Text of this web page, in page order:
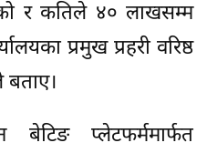
र कतिले ४० लाखसम्म
प्रमुख प्रहरी वरिष्ठ
प्लेटफर्ममार्फत